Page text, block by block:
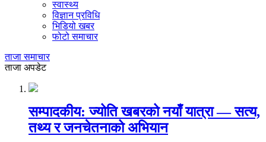
स्वास्थ्य
विज्ञान प्रविधि
भिडियो खबर
फोटो समाचार
ताजा समाचार
ताजा अपडेट
सम्पादकीय: ज्योति खबरको नयाँ यात्रा — सत्य,
तथ्य र जनचेतनाको अभियान